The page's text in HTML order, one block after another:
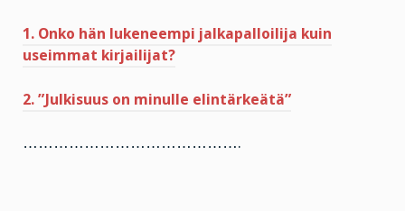
1. Onko hän lukeneempi jalkapalloilija kuin
useimmat kirjailijat?
2. ”Julkisuus on minulle elintärkeätä”
…………………………………….